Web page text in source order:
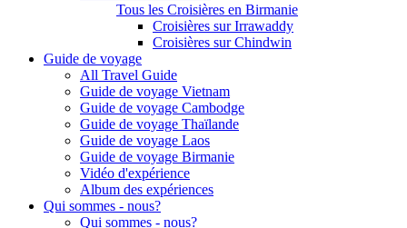
Tous les Croisières en Birmanie
Croisières sur Irrawaddy
Croisières sur Chindwin
Guide de voyage
All Travel Guide
Guide de voyage Vietnam
Guide de voyage Cambodge
Guide de voyage Thaïlande
Guide de voyage Laos
Guide de voyage Birmanie
Vidéo d'expérience
Album des expériences
Qui sommes - nous?
Qui sommes - nous?